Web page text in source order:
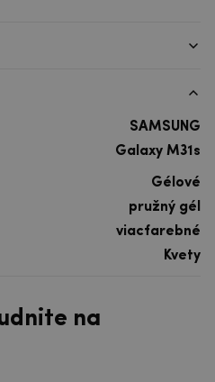
SAMSUNG
Galaxy M31s
Gélové
pružný gél
viacfarebné
Kvety
na